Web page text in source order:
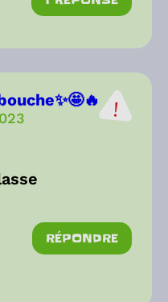
réactions
RÉPONDRE